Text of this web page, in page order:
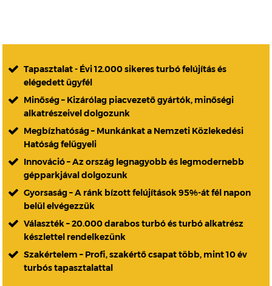
Tapasztalat - Évi 12.000 sikeres turbó felújítás és
elégedett ügyfél
Minőség – Kizárólag piacvezető gyártók, minőségi
alkatrészeivel dolgozunk
Megbízhatóság – Munkánkat a Nemzeti Közlekedési
Hatóság felügyeli
Innováció – Az ország legnagyobb és legmodernebb
gépparkjával dolgozunk
Gyorsaság – A ránk bízott felújítások 95%-át fél napon
belül elvégezzük
Választék – 20.000 darabos turbó és turbó alkatrész
készlettel rendelkezünk
Szakértelem – Profi, szakértő csapat több, mint 10 év
turbós tapasztalattal